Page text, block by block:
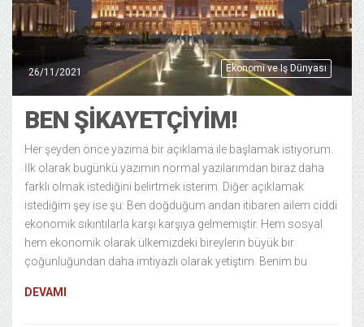
Ekonomi ve Iş Dünyası
26/11/2021
BEN ŞIKAYETÇIYIM!
Her şeyden önce yazıma bir açıklama ile başlamak istiyorum.
İlk olarak bugünkü yazımın normal yazılarımdan biraz daha
farklı olmak istediğini belirtmek isterim. Diğer açıklamak
istediğim şey ise şu: Ben doğduğum andan itibaren ailem ciddi
ekonomik sıkıntılarla karşı karşıya gelmemiştir. Hem sosyal
hem ekonomik olarak ülkemizdeki bireylerin büyük bir
çoğunluğundan daha imtiyazlı olarak yetiştim. Benim bu
DEVAMI